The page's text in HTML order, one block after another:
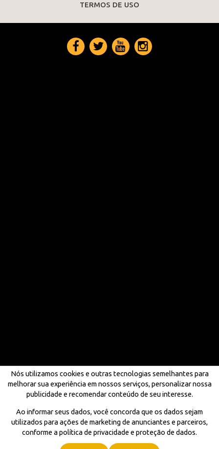
TERMOS DE USO
Nós utilizamos cookies e outras tecnologias semelhantes para
melhorar sua experiência em nossos serviços, personalizar nossa
publicidade e recomendar conteúdo de seu interesse.
Ao informar seus dados, você concorda que os dados sejam
utilizados para ações de marketing de anunciantes e parceiros,
conforme a política de privacidade e proteção de dados.